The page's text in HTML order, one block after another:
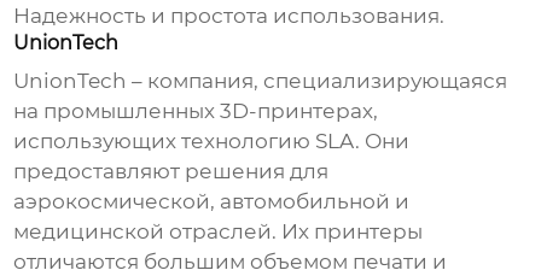
Надежность и простота использования.
UnionTech
UnionTech – компания, специализирующаяся
на промышленных 3D-принтерах,
использующих технологию SLA. Они
предоставляют решения для
аэрокосмической, автомобильной и
медицинской отраслей. Их принтеры
отличаются большим объемом печати и